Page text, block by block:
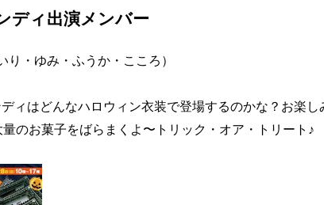
ディ出演メンバー
り・ゆみ・ふうか・こころ）
ィはどんなハロウィン衣装で登場するのかな？お楽し
のお菓子をばらまくよ〜トリック・オア・トリート♪